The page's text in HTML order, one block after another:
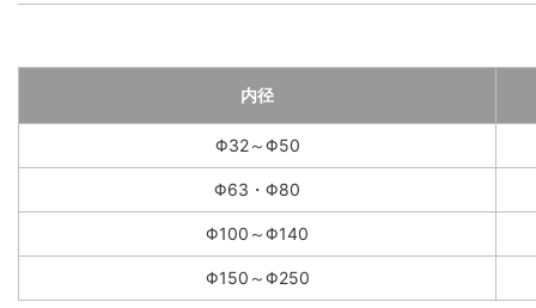
内径
Φ32～Φ50
Φ63・Φ80
Φ100～Φ140
Φ150～Φ250